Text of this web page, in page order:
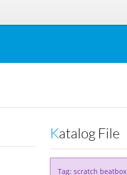
Katalog File
Tag: scratch beatbox